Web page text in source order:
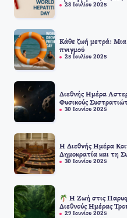
28 Ιουλίου 2025
Κάθε ζωή μετρά:
πνιγμού
25 Ιουλίου 2025
Διεθνής Ημέρα
Φυσικούς
30 Ιουνίου 2025
Η Διεθνής Ημέρα
Δημοκρατία και τη
30 Ιουνίου 2025
Η Ζωή στις
Διεθνούς Ημέρας
29 Ιουνίου 2025